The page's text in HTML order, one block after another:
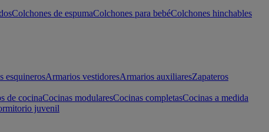
Colchones de espumaColchones para bebéColchones hinchables
esquinerosArmarios vestidoresArmarios auxiliaresZapateros
de cocinaCocinas modularesCocinas completasCocinas a medida
juvenil